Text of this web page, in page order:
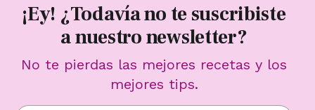
¡Ey! ¿Todavía no te suscribiste
a nuestro newsletter?
No te pierdas las mejores recetas y los
mejores tips.